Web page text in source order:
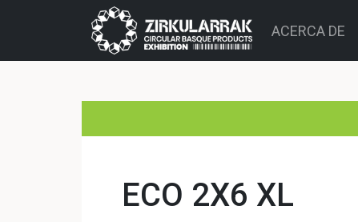
ACERCA DE
ECO 2X6 XL